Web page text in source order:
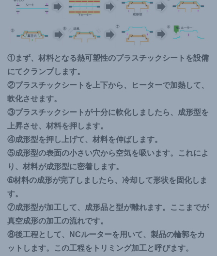
①まず、材料となる熱可塑性のプラスチックシートを設備
にてクランプします。
②プラスチックシートを上下から、ヒーターで加熱して、
軟化させます。
③プラスチックシートが十分に軟化しましたら、成形型を
上昇させ、材料を押します。
④成形型を押し上げて、材料を伸ばします。
⑤成形型の表面の小さい穴から空気を吸います。これによ
り、材料が成形型に密着します。
➅材料の成形が完了しましたら、冷却して形状を固化しま
す。
⑦成形型が加工して、成形品と型が離れます。ここまでが
真空成形の加工の流れです。
⑧後工程として、NCルーターを用いて、製品の輪郭をカ
ットします。この工程をトリミング加工と呼びます。